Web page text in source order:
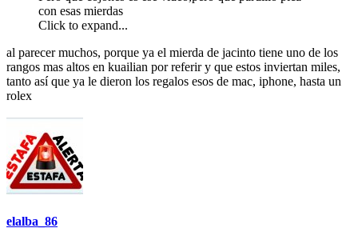
con esas mierdas
Click to expand...
al parecer muchos, porque ya el mierda de jacinto tiene uno de los
rangos mas altos en kuailian por referir y que estos inviertan miles,
tanto así que ya le dieron los regalos esos de mac, iphone, hasta un
rolex
elalba_86